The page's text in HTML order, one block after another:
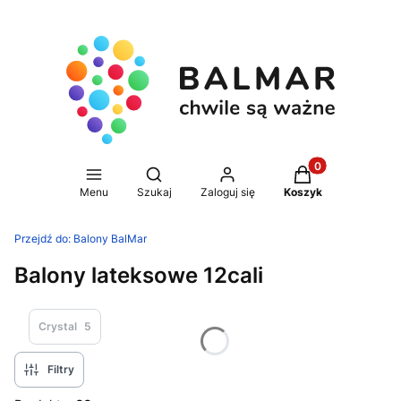
Menu
Otwórz wyszukiwarkę
Szukaj Zaloguj się
Produkty w
Koszyk
Przejdź do: Balony BalMar
Balony lateksowe 12cali
Crystal 5
Filtry